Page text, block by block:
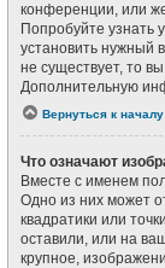
конференции, или
Попробуйте узнать
установить нужный
не существует, то
Дополнительную
Вернуться к началу
Что означают
Вместе с именем
Одно из них может
квадратики или
оставили, или на
крупное,